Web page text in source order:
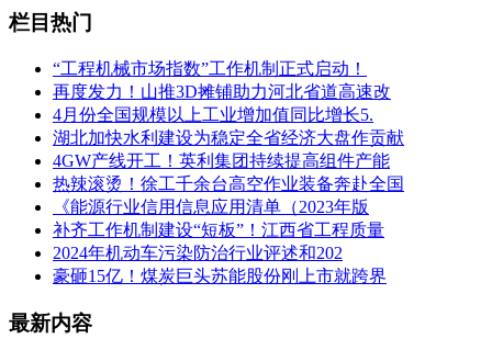
栏目热门
“工程机械市场指数”工作机制正式启动！
再度发力！山推3D摊铺助力河北省道高速改
4月份全国规模以上工业增加值同比增长5.
湖北加快水利建设为稳定全省经济大盘作贡献
4GW产线开工！英利集团持续提高组件产能
热辣滚烫！徐工千余台高空作业装备奔赴全国
《能源行业信用信息应用清单（2023年版
补齐工作机制建设“短板”！江西省工程质量
2024年机动车污染防治行业评述和202
豪砸15亿！煤炭巨头苏能股份刚上市就跨界
最新内容